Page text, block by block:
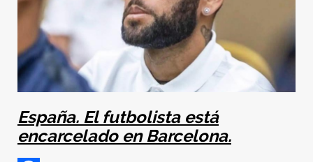
España. El futbolista está
encarcelado en Barcelona.